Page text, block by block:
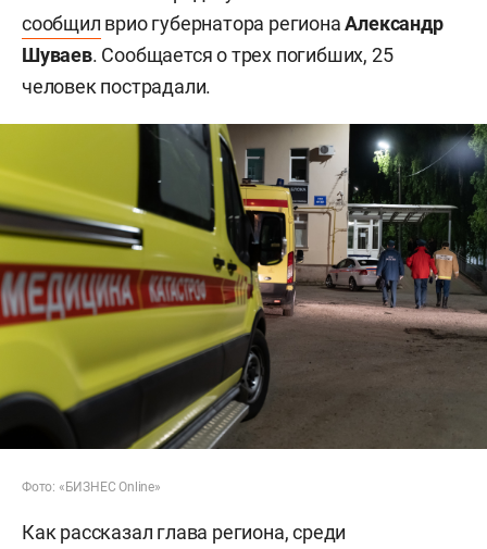
сообщил врио губернатора регионаАлександр
Шуваев. Сообщается о трех погибших, 25
человек пострадали.
Фото: «БИЗНЕС Online»
Как рассказал глава региона, среди